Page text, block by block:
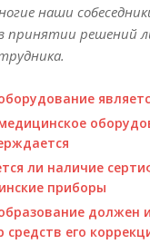
наши
принятии решений
ли наличие
приборы
должен
средств его